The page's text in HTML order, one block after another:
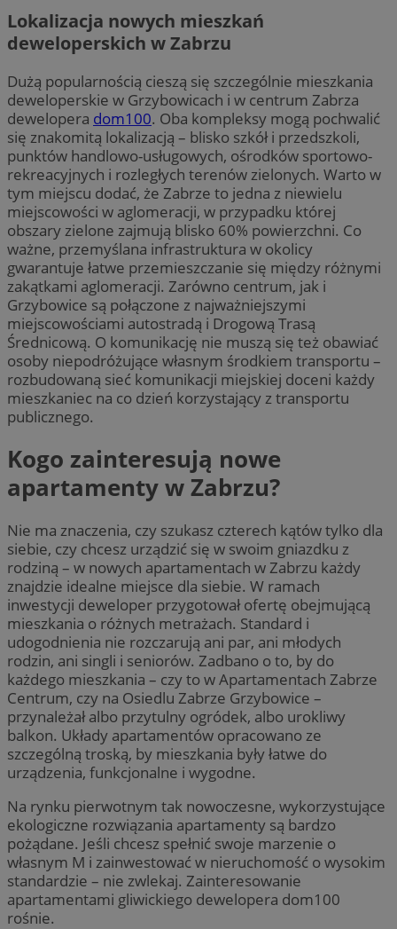
Lokalizacja nowych mieszkań
deweloperskich w Zabrzu
Dużą popularnością cieszą się szczególnie mieszkania
deweloperskie w Grzybowicach i w centrum Zabrza
dewelopera dom100. Oba kompleksy mogą pochwalić
się znakomitą lokalizacją – blisko szkół i przedszkoli,
punktów handlowo-usługowych, ośrodków sportowo-
rekreacyjnych i rozległych terenów zielonych. Warto w
tym miejscu dodać, że Zabrze to jedna z niewielu
miejscowości w aglomeracji, w przypadku której
obszary zielone zajmują blisko 60% powierzchni. Co
ważne, przemyślana infrastruktura w okolicy
gwarantuje łatwe przemieszczanie się między różnymi
zakątkami aglomeracji. Zarówno centrum, jak i
Grzybowice są połączone z najważniejszymi
miejscowościami autostradą i Drogową Trasą
Średnicową. O komunikację nie muszą się też obawiać
osoby niepodróżujące własnym środkiem transportu –
rozbudowaną sieć komunikacji miejskiej doceni każdy
mieszkaniec na co dzień korzystający z transportu
publicznego.
Kogo zainteresują nowe
apartamenty w Zabrzu?
Nie ma znaczenia, czy szukasz czterech kątów tylko dla
siebie, czy chcesz urządzić się w swoim gniazdku z
rodziną – w nowych apartamentach w Zabrzu każdy
znajdzie idealne miejsce dla siebie. W ramach
inwestycji deweloper przygotował ofertę obejmującą
mieszkania o różnych metrażach. Standard i
udogodnienia nie rozczarują ani par, ani młodych
rodzin, ani singli i seniorów. Zadbano o to, by do
każdego mieszkania – czy to w Apartamentach Zabrze
Centrum, czy na Osiedlu Zabrze Grzybowice –
przynależał albo przytulny ogródek, albo urokliwy
balkon. Układy apartamentów opracowano ze
szczególną troską, by mieszkania były łatwe do
urządzenia, funkcjonalne i wygodne.
Na rynku pierwotnym tak nowoczesne, wykorzystujące
ekologiczne rozwiązania apartamenty są bardzo
pożądane. Jeśli chcesz spełnić swoje marzenie o
własnym M i zainwestować w nieruchomość o wysokim
standardzie – nie zwlekaj. Zainteresowanie
apartamentami gliwickiego dewelopera dom100
rośnie.